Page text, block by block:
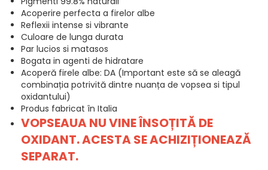
Acoperire perfecta a firelor albe
Reflexii intense si vibrante
Culoare de lunga durata
Par lucios si matasos
Bogata in agenti de hidratare
Acoperă firele albe: DA (Important este să se aleagă
combinația potrivită dintre nuanța de vopsea si tipul
oxidantului)
Produs fabricat în Italia
VOPSEAUA NU VINE ÎNSOȚITĂ DE
OXIDANT. ACESTA SE ACHIZIȚIONEAZĂ
SEPARAT.